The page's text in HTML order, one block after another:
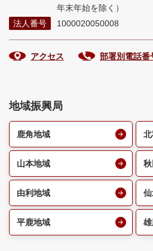
年末年始を除く）
法人番号
1000020050008
アクセス 部署別電話番
地域振興局
鹿角地域
山本地域
由利地域
平鹿地域